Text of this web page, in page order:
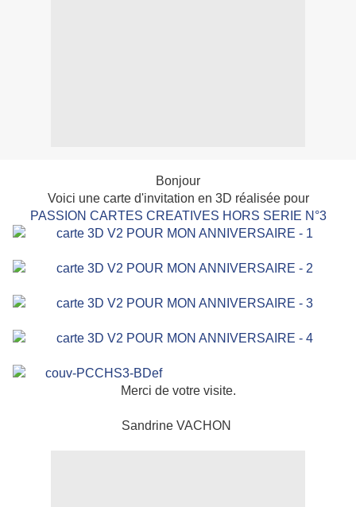
Bonjour
Voici une carte d'invitation en 3D réalisée pour
PASSION CARTES CREATIVES HORS SERIE N°3
Merci de votre visite.
Sandrine VACHON